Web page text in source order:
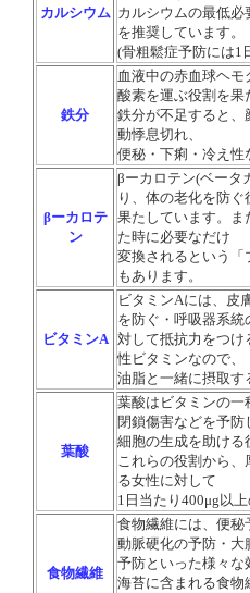
カルシウム カルシウムの最低必
を推奨しています。
(骨粗鬆症予防には1
鉄分
血液中の赤血球ヘ
酸素を運ぶ役割を果
鉄分が不足すると、
動悸息切れ、
便秘・下痢・冷え性
βーカロテ
ン
βーカロテン(ベータ
り、体の老化を防ぐ
果たしています。
ま
た時に必要なだけ
変換されるという
もあります。
ビタミンA
ビタミンAには、皮
を防ぐ・呼吸器系統
対して抵抗力をつけ
性ビタミンなので、
油脂と一緒に摂取す
葉酸
葉酸はビタミンの一
閉鎖傷害などを予防
細胞の生成を助ける
これらの役割から
る女性に対して
1日当たり400μg以
食物繊維
食物繊維には、便秘
動脈硬化の予防・大
予防といった様々な
海苔に含まれる食物